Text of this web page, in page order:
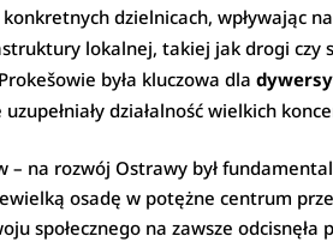
dzielnicach, wpływając
lokalnej, takiej jak drogi czy
była kluczowa dla
działalność wielkich
– na rozwój Ostrawy był
osadę w potężne centrum
społecznego na zawsze